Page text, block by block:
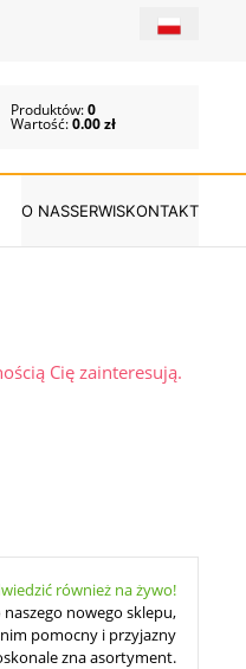
Produktów:0
Wartość:0.00 zł
O NASSERWISKONTAKT
Cię zainteresują.
również na żywo!
naszego nowego sklepu,
pomocny i przyjazny
zna asortyment.